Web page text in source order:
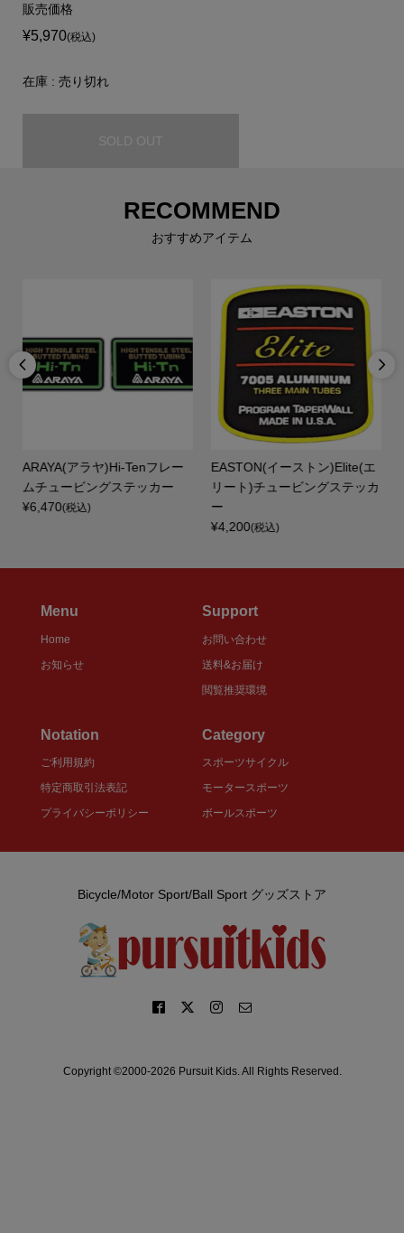
販売価格
¥5,970(税込)
在庫 : 売り切れ
SOLD OUT
RECOMMEND
おすすめアイテム

ARAYA(アラヤ)Hi-Tenフレー
ムチュービングステッカー
¥6,470(税込)
EASTON(イーストン)Elite(エ
リート)チュービングステッカ
ー
¥4,200(税込)

Menu
Home
お知らせ
Support
お問い合わせ
送料&お届け
閲覧推奨環境
Notation
ご利用規約
特定商取引法表記
プライバシーポリシー
Category
スポーツサイクル
モータースポーツ
ボールスポーツ
Bicycle/Motor Sport/Ball Sport グッズストア
Copyright ©2000-2026 Pursuit Kids. All Rights Reserved.